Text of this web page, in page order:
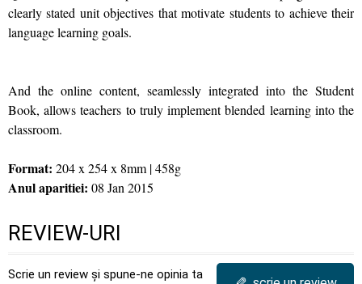
clearly stated unit objectives that motivate students to achieve their
language learning goals.
And the online content, seamlessly integrated into the Student
Book, allows teachers to truly implement blended learning into the
classroom.
Format: 204 x 254 x 8mm | 458g
Anul aparitiei: 08 Jan 2015
REVIEW-URI
Scrie un review și spune-ne opinia ta